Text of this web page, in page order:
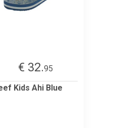
€ 32.95
Kids Ahi Blue